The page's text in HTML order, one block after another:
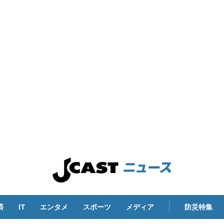
IT エンタメ スポーツ メディア 防災特集